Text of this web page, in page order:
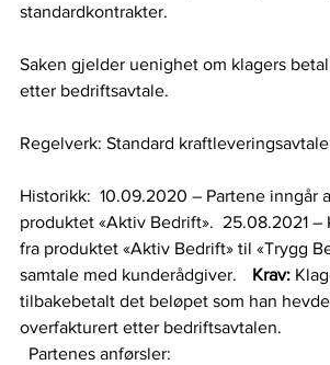
standardkontrakter.
Saken gjelder uenighet om klagers
etter bedriftsavtale.
Regelverk: Standard kraftleveringsavtale
Historikk:   10.09.2020 – Partene inngår
produktet «Aktiv Bedrift».   25.08.2021
fra produktet «Aktiv Bedrift» til «Trygg
samtale med kunderådgiver.
Krav:
tilbakebetalt det beløpet som han
overfakturert etter bedriftsavtalen.
Partenes anførsler: